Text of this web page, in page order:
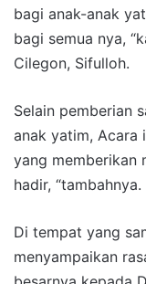
bagi anak-anak
bagi semua nya,
Cilegon, Sifulloh.
Selain pemberian
anak yatim, Acara
yang memberikan
hadir, “tambahnya.
Di tempat yang
menyampaikan